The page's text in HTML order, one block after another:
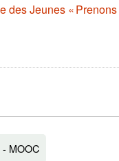
des Jeunes «
MOOC